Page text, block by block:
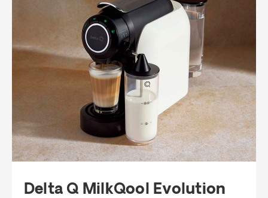
Delta Q MilkQool Evolution